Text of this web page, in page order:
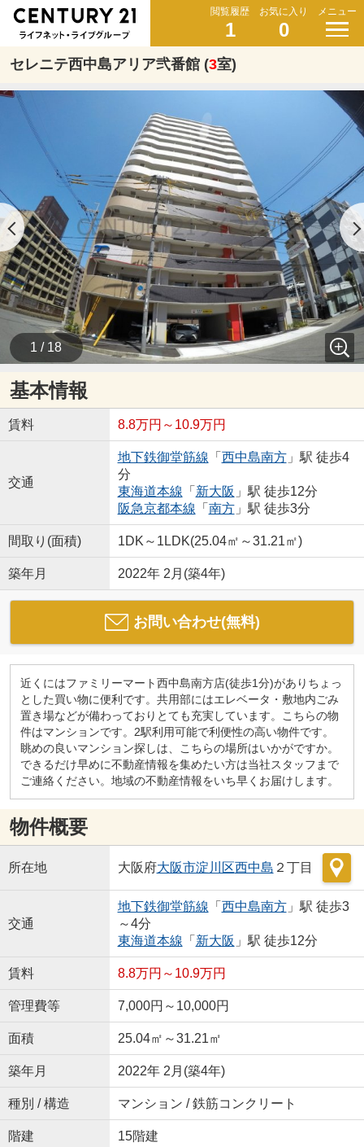
閲覧履歴
1
お気に入り
0
メニュー
セレニテ西中島アリア弐番館 (3室)
1 / 18
基本情報
賃料 8.8万円～10.9万円
交通
地下鉄御堂筋線 「 西中島南方」駅 徒歩4
分
東海道本線 「 新大阪 」駅 徒歩12分
阪急京都本線 「 南方」駅 徒歩3分
間取り(面積) 1DK～1LDK(25.04㎡～31.21㎡)
築年月 2022年 2月(築4年)
お問い合わせ(無料)
近くにはファミリーマート西中島南方店(徒歩1分)がありちょっ
とした買い物に便利です。共用部にはエレベータ・敷地内ごみ
置き場などが備わっておりとても充実しています。こちらの物
件はマンションです。2駅利用可能で利便性の高い物件です。
眺めの良いマンション探しは、こちらの場所はいかがですか。
できるだけ早めに不動産情報を集めたい方は当社スタッフまで
ご連絡ください。地域の不動産情報をいち早くお届けします。
物件概要
所在地 大阪府大阪市淀川区西中島 ２丁目
交通
地下鉄御堂筋線 「 西中島南方」駅 徒歩3
～4分
東海道本線 「 新大阪 」駅 徒歩12分
賃料 8.8万円～10.9万円
管理費等 7,000円～10,000円
面積 25.04㎡～31.21㎡
築年月 2022年 2月(築4年)
種別 / 構造 マンション / 鉄筋コンクリート
階建 15階建